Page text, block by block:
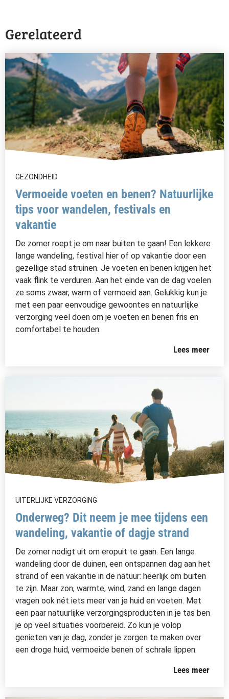
Gerelateerd
GEZONDHEID
Vermoeide voeten en benen? Natuurlijke
tips voor wandelen, festivals en
vakantie
De zomer roept je om naar buiten te gaan! Een lekkere
lange wandeling, festival hier of op vakantie door een
gezellige stad struinen. Je voeten en benen krijgen het
vaak flink te verduren. Aan het einde van de dag voelen
ze soms zwaar, warm of vermoeid aan. Gelukkig kun je
met een paar eenvoudige gewoontes en natuurlijke
verzorging veel doen om je voeten en benen fris en
comfortabel te houden.
Lees meer
UITERLIJKE VERZORGING
Onderweg? Dit neem je mee tijdens een
wandeling, vakantie of dagje strand
De zomer nodigt uit om eropuit te gaan. Een lange
wandeling door de duinen, een ontspannen dag aan het
strand of een vakantie in de natuur: heerlijk om buiten
te zijn. Maar zon, warmte, wind, zand en lange dagen
vragen ook nét iets meer van je huid en voeten. Met
een paar natuurlijke verzorgingsproducten in je tas ben
je op veel situaties voorbereid. Zo kun je volop
genieten van je dag, zonder je zorgen te maken over
een droge huid, vermoeide benen of schrale lippen.
Lees meer